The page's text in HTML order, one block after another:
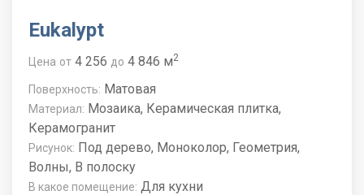
Eukalypt
Цена от 4 256 до 4 846 м2
Поверхность: Матовая
Материал: Мозаика, Керамическая плитка,
Керамогранит
Рисунок: Под дерево, Моноколор, Геометрия,
Волны, В полоску
В какое помещение: Для кухни